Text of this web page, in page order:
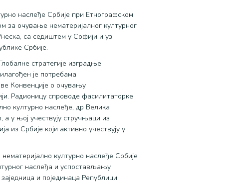
наслеђе Србије при Етнографском
за очување нематеријалног културног
са седиштем у Софији и уз
Србије.
стратегије изградње
је потребама
Конвенције о очувању
Радионицу спроводе фасилитаторке
културно наслеђе, др Велика
у њој учествују стручњаци из
из Србије који активно учествују у
културно наслеђе Србије
наслеђа и успостављању
и појединаца Републици